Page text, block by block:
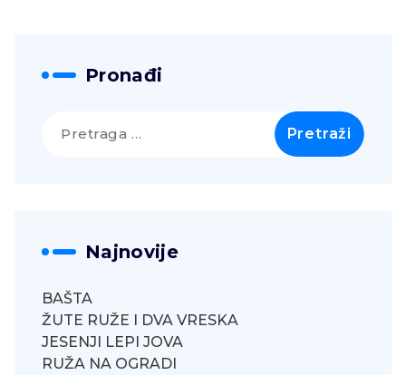
Pronađi
Najnovije
BAŠTA
ŽUTE RUŽE I DVA VRESKA
JESENJI LEPI JOVA
RUŽA NA OGRADI